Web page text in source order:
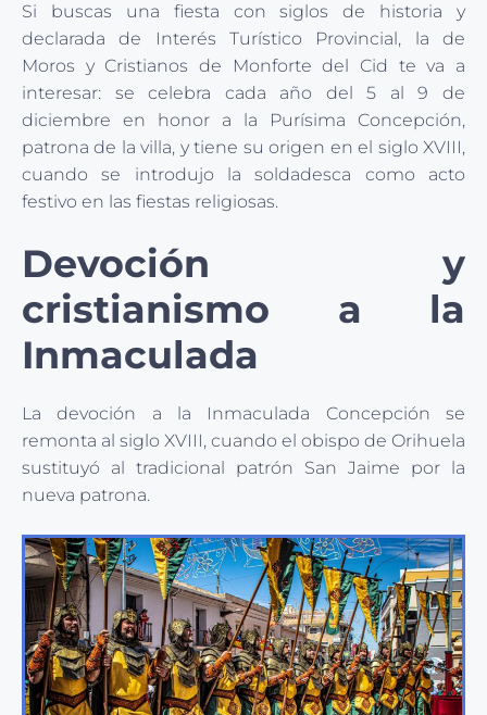
Si buscas una fiesta con siglos de historia y
declarada de Interés Turístico Provincial, la de
Moros y Cristianos de Monforte del Cid te va a
interesar: se celebra cada año del 5 al 9 de
diciembre en honor a la Purísima Concepción,
patrona de la villa, y tiene su origen en el siglo XVIII,
cuando se introdujo la soldadesca como acto
festivo en las fiestas religiosas.
Devoción y
cristianismo a la
Inmaculada
La devoción a la Inmaculada Concepción se
remonta al siglo XVIII, cuando el obispo de Orihuela
sustituyó al tradicional patrón San Jaime por la
nueva patrona.